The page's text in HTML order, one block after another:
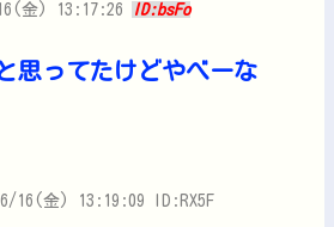
金) 13:17:26 ID:bsFo
思ってたけどやべーな
16(金) 13:19:09 ID:RX5F